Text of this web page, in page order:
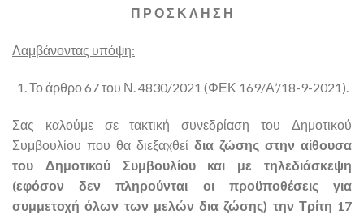
Π Ρ Ο Σ Κ Λ Η Σ Η
Λαμβάνοντας υπόψη:
Το άρθρο 67 του Ν. 4830/2021 (ΦΕΚ 169/Α’/18-9-2021).
Σας καλούμε σε τακτική συνεδρίαση του Δημοτικού
Συμβουλίου που θα διεξαχθεί δια ζώσης στην αίθουσα
του Δημοτικού Συμβουλίου και με τηλεδιάσκεψη
(εφόσον δεν πληρούνται οι προϋποθέσεις για
συμμετοχή όλων των μελών δια ζώσης) την Τρίτη 17